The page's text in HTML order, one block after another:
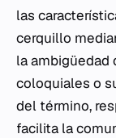
las
cerquillo
la ambigüedad
coloquiales o
del término,
facilita la